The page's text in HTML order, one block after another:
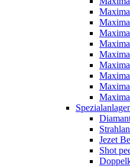
Jezet
Shot